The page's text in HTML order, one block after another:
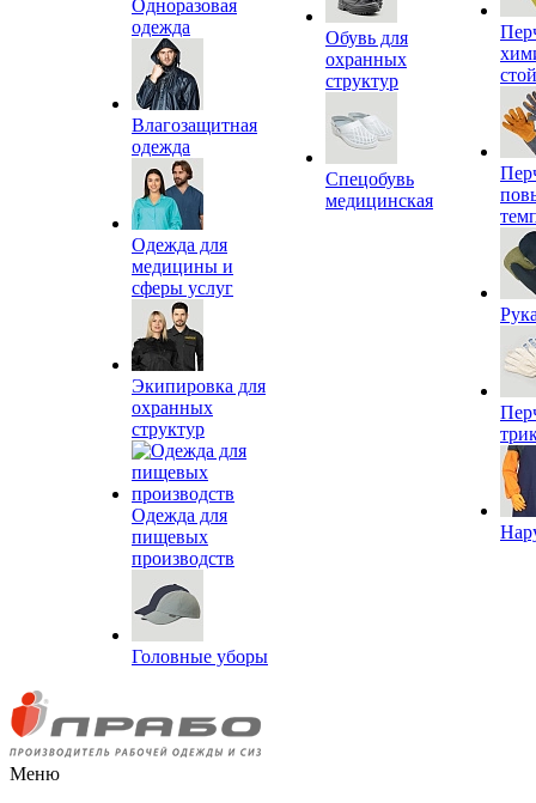
Одноразовая
одежда
Влагозащитная
одежда
Одежда для
медицины и
сферы услуг
Экипировка для
охранных
структур
Одежда для
пищевых
производств
Головные уборы
Обувь для
охранных
структур
Спецобувь
медицинская
Меню